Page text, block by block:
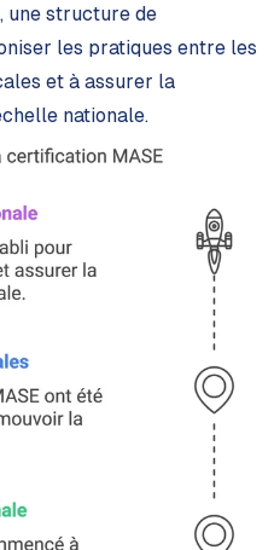
une structure de
les pratiques entre les
et à assurer la
nationale.